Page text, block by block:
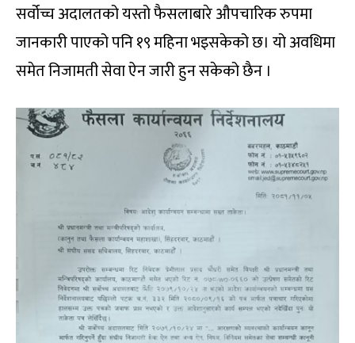
सर्वोच्च अदालतको यस्तो फैसलाबारे औपचारिक रुपमा
जानकारी पाएको पनि १९ महिना भइसकेको छ। यो अवधिमा
समेत निजामती सेवा ऐन जारी हुन सकेको छैन ।